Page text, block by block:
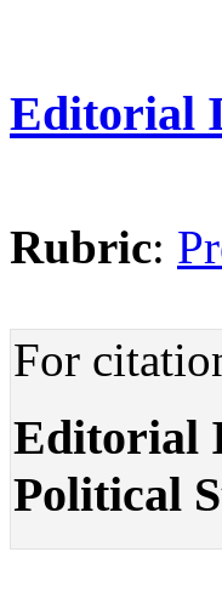
Editorial
Rubric:
For
Editorial
Political